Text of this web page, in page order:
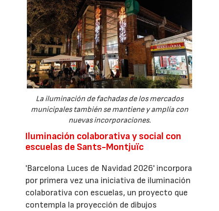
La iluminación de fachadas de los mercados
municipales también se mantiene y amplía con
nuevas incorporaciones.
Iluminación colaborativa y social con
escuelas de Sants-Montjuïc
'Barcelona Luces de Navidad 2026' incorpora
por primera vez una iniciativa de iluminación
colaborativa con escuelas, un proyecto que
contempla la proyección de dibujos